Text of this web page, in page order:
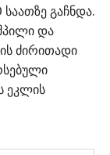
გაჩნდა.
და
ძირითადი
ეკლის